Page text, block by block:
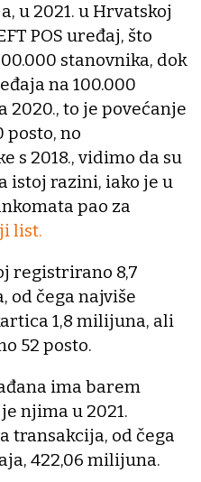
u 2021. u Hrvatskoj
POS uređaj, što
stanovnika, dok
na 100.000
2020., to je povećanje
posto, no
s 2018., vidimo da su
istoj razini, iako je u
pao za
list.
registrirano 8,7
čega najviše
1,8 milijuna, ali
52 posto.
ima barem
njima u 2021.
transakcija, od čega
422,06 milijuna.